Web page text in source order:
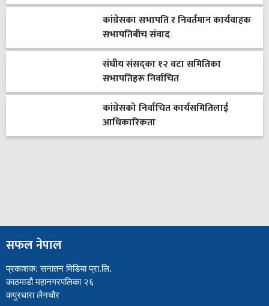
कांग्रेसका सभापति र निवर्तमान कार्यवाहक
सभापतिबीच संवाद
संघीय संसद्का १२ वटा समितिका
सभापतिहरू निर्वाचित
कांग्रेसको निर्वाचित कार्यसमितिलाई
आधिकारिकता
सफल नेपाल
प्रकाशक: सनातन मिडिया प्रा.लि.
काठमाडौ महानगरपलिका २६
कपुरधारा लैनचौर